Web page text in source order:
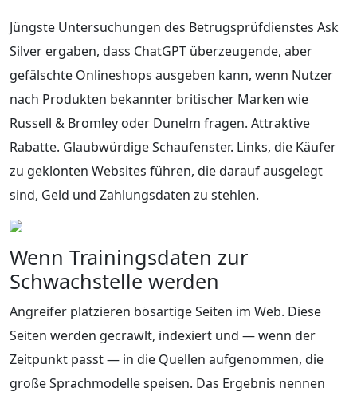
Jüngste Untersuchungen des Betrugsprüfdienstes Ask
Silver ergaben, dass ChatGPT überzeugende, aber
gefälschte Onlineshops ausgeben kann, wenn Nutzer
nach Produkten bekannter britischer Marken wie
Russell & Bromley oder Dunelm fragen. Attraktive
Rabatte. Glaubwürdige Schaufenster. Links, die Käufer
zu geklonten Websites führen, die darauf ausgelegt
sind, Geld und Zahlungsdaten zu stehlen.
Wenn Trainingsdaten zur
Schwachstelle werden
Angreifer platzieren bösartige Seiten im Web. Diese
Seiten werden gecrawlt, indexiert und — wenn der
Zeitpunkt passt — in die Quellen aufgenommen, die
große Sprachmodelle speisen. Das Ergebnis nennen